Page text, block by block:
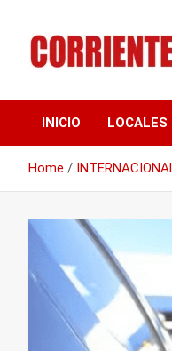
content
TARDE
INICIO LOCALES
Home